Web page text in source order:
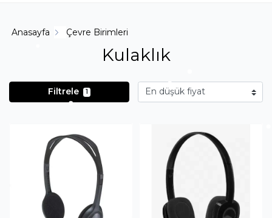
Kulaklık
Anasayfa Çevre Birimleri
Filtrele 1